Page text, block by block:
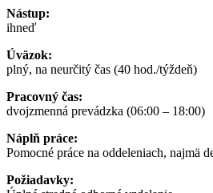
Nástup:
ihneď
Úväzok:
plný, na neurčitý čas (40 hod./týždeň)
Pracovný čas:
dvojzmenná prevádzka (06:00 – 18:00)
Náplň práce:
Pomocné práce na oddeleniach, najmä
Požiadavky: